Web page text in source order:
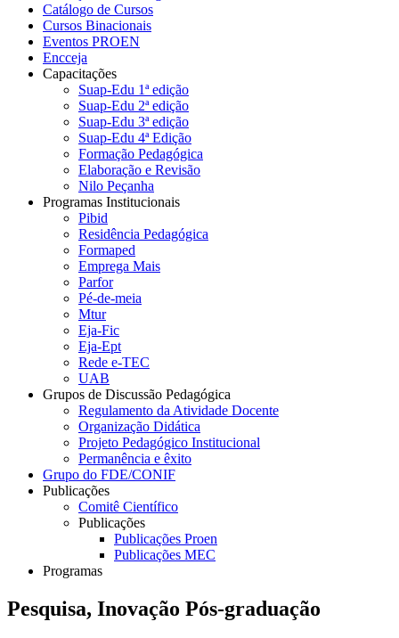
Catálogo de Cursos
Cursos Binacionais
Eventos PROEN
Encceja
Capacitações
Suap-Edu 1ª edição
Suap-Edu 2ª edição
Suap-Edu 3ª edição
Suap-Edu 4ª Edição
Formação Pedagógica
Elaboração e Revisão
Nilo Peçanha
Programas Institucionais
Pibid
Residência Pedagógica
Formaped
Emprega Mais
Parfor
Pé-de-meia
Mtur
Eja-Fic
Eja-Ept
Rede e-TEC
UAB
Grupos de Discussão Pedagógica
Regulamento da Atividade Docente
Organização Didática
Projeto Pedagógico Institucional
Permanência e êxito
Grupo do FDE/CONIF
Publicações
Comitê Científico
Publicações
Publicações Proen
Publicações MEC
Programas
Pesquisa, Inovação Pós-graduação